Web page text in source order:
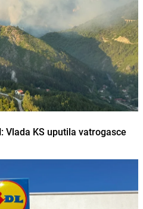
Vlada KS uputila vatrogasce